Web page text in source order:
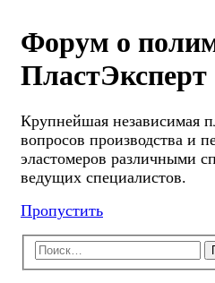
Форум о
ПластЭксперт
Крупнейшая независимая
вопросов производства и
эластомеров различными
ведущих специалистов.
Пропустить